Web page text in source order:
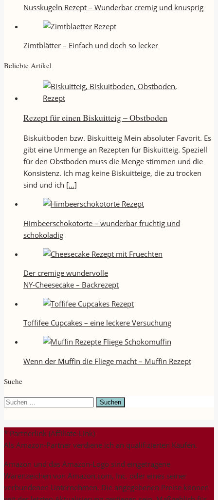
Nusskugeln Rezept – Wunderbar cremig und knusprig
Zimtblätter – Einfach und doch so lecker
Beliebte Artikel
Rezept für einen Biskuitteig – Obstboden
Biskuitboden bzw. Biskuitteig Mein absoluter Favorit. Es
gibt eine Unmenge an Rezepten für Biskuitteig. Speziell
für den Obstboden muss die Menge stimmen und die
Konsistenz. Ich mag keine Biskuitteige, die zu trocken
sind und ich […]
Himbeerschokotorte – wunderbar fruchtig und
schokoladig
Der cremige wundervolle
NY-Cheesecake – Backrezept
Toffifee Cupcakes – eine leckere Versuchung
Wenn der Muffin die Fliege macht – Muffin Rezept
Suche
Suchen
* Partnerlink (Affiliate-Link)
Als Amazon-Partner verdiene ich an qualifizierten Käufen.
Amazon und das Amazon-Logo sind eingetragene
Warenzeichen von Amazon.com, Inc. oder eines seiner
verbundenen Unternehmen. Die angegebenen Preise können